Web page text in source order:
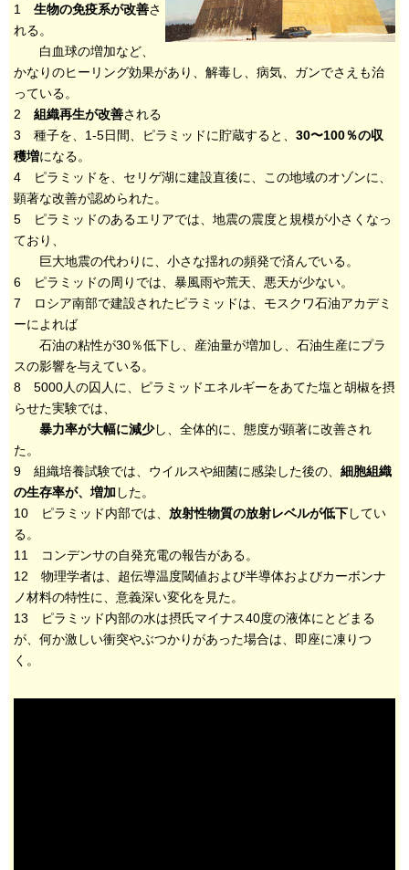
1 生物の免疫系が改善さ
れる。
白血球の増加など、
かなりのヒーリング効果があり、解毒し、病気、ガンでさえも治
っている。
2 組織再生が改善される
3 種子を、1-5日間、ピラミッドに貯蔵すると、 30〜100％の収
穫増になる。
4 ピラミッドを、セリゲ湖に建設直後に、この地域のオゾンに、
顕著な改善が認められた。
5 ピラミッドのあるエリアでは、地震の震度と規模が小さくなっ
ており、
巨大地震の代わりに、小さな揺れの頻発で済んでいる。
6 ピラミッドの周りでは、暴風雨や荒天、悪天が少ない。
7 ロシア南部で建設されたピラミッドは、モスクワ石油アカデミ
ーによれば
石油の粘性が30％低下し、産油量が増加し、石油生産にプラ
スの影響を与えている。
8 5000人の囚人に、ピラミッドエネルギーをあてた塩と胡椒を摂
らせた実験では、
暴力率が大幅に減少し、全体的に、態度が顕著に改善され
た。
9 組織培養試験では、ウイルスや細菌に感染した後の、 細胞組織
の生存率が、増加した。
10 ピラミッド内部では、 放射性物質の放射レベルが低下してい
る。
11 コンデンサの自発充電の報告がある。
12 物理学者は、超伝導温度閾値および半導体およびカーボンナ
ノ材料の特性に、意義深い変化を見た。
13 ピラミッド内部の水は摂氏マイナス40度の液体にとどまる
が、何か激しい衝突やぶつかりがあった場合は、即座に凍りつ
く。